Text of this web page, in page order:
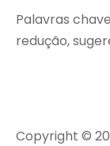
Palavras
redução,
Copyright ©